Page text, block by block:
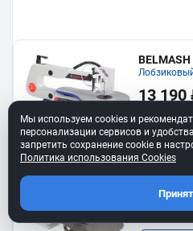
13 190
В
Станок
530VSP
34 990
Мы используем cookies и
персонализации сервисов и
запретить сохранение cookie в
Политика использования Cookies